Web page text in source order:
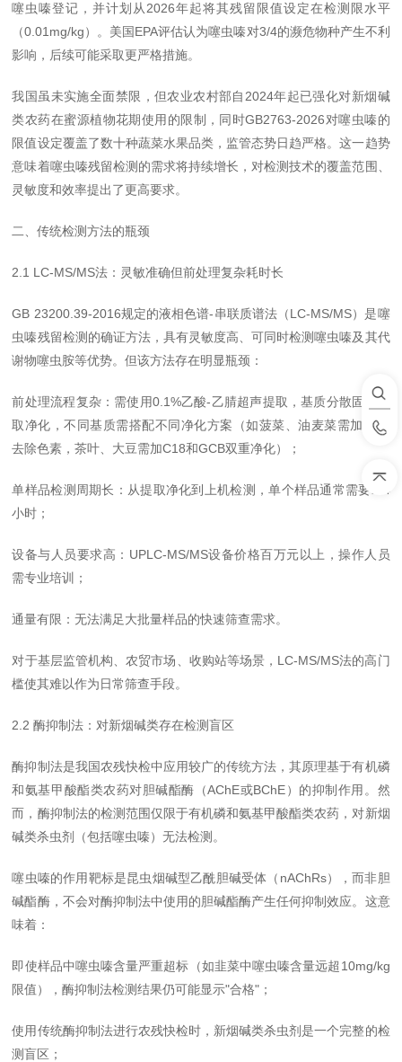
噻虫嗪登记，并计划从2026年起将其残留限值设定在检测限水平
（0.01mg/kg）。美国EPA评估认为噻虫嗪对3/4的濒危物种产生不利
影响，后续可能采取更严格措施。
我国虽未实施全面禁限，但农业农村部自2024年起已强化对新烟碱
类农药在蜜源植物花期使用的限制，同时GB2763-2026对噻虫嗪的
限值设定覆盖了数十种蔬菜水果品类，监管态势日趋严格。这一趋势
意味着噻虫嗪残留检测的需求将持续增长，对检测技术的覆盖范围、
灵敏度和效率提出了更高要求。
二、传统检测方法的瓶颈
2.1 LC-MS/MS法：灵敏准确但前处理复杂耗时长
GB 23200.39-2016规定的液相色谱-串联质谱法（LC-MS/MS）是噻
虫嗪残留检测的确证方法，具有灵敏度高、可同时检测噻虫嗪及其代
谢物噻虫胺等优势。但该方法存在明显瓶颈：
前处理流程复杂：需使用0.1%乙酸-乙腈超声提取，基质分散固相萃
取净化，不同基质需搭配不同净化方案（如菠菜、油麦菜需加GCB
去除色素，茶叶、大豆需加C18和GCB双重净化）；
单样品检测周期长：从提取净化到上机检测，单个样品通常需要2-4
小时；
设备与人员要求高：UPLC-MS/MS设备价格百万元以上，操作人员
需专业培训；
通量有限：无法满足大批量样品的快速筛查需求。
对于基层监管机构、农贸市场、收购站等场景，LC-MS/MS法的高门
槛使其难以作为日常筛查手段。
2.2 酶抑制法：对新烟碱类存在检测盲区
酶抑制法是我国农残快检中应用较广的传统方法，其原理基于有机磷
和氨基甲酸酯类农药对胆碱酯酶（AChE或BChE）的抑制作用。然
而，酶抑制法的检测范围仅限于有机磷和氨基甲酸酯类农药，对新烟
碱类杀虫剂（包括噻虫嗪）无法检测。
噻虫嗪的作用靶标是昆虫烟碱型乙酰胆碱受体（nAChRs），而非胆
碱酯酶，不会对酶抑制法中使用的胆碱酯酶产生任何抑制效应。这意
味着：
即使样品中噻虫嗪含量严重超标（如韭菜中噻虫嗪含量远超10mg/kg
限值），酶抑制法检测结果仍可能显示"合格"；
使用传统酶抑制法进行农残快检时，新烟碱类杀虫剂是一个完整的检
测盲区；